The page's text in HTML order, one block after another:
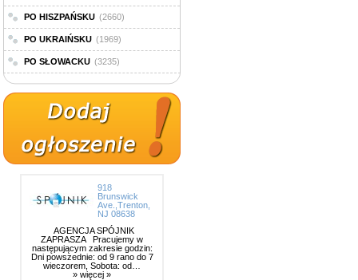
PO HISZPAŃSKU (2660)
PO UKRAIŃSKU (1969)
PO SŁOWACKU (3235)
918
Brunswick
Ave.,Trenton,
NJ 08638
AGENCJA SPÓJNIK
ZAPRASZA Pracujemy w
następującym zakresie godzin:
Dni powszednie: od 9 rano do 7
wieczorem, Sobota: od…
» więcej »